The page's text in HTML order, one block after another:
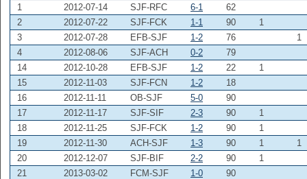
1 2012-07-14 SJF-RFC 6-1
62
2
2012-07-22 SJF-FCK 1-1 90
1
3
2012-07-28 EFB-SJF 1-2 76
1
4
2012-08-06 SJF-ACH 0-2
79
14
2012-10-28 EFB-SJF 1-2 22
1
15
2012-11-03 SJF-FCN 1-2
18
16
2012-11-11 OB-SJF 5-0
90
17
2012-11-17 SJF-SIF 2-3 90
1
18
2012-11-25 SJF-FCK 1-2 90
1
19
2012-11-30 ACH-SJF 1-3 90 1
1
20
2012-12-07 SJF-BIF 2-2 90
1
21
2013-03-02 FCM-SJF 1-0
90